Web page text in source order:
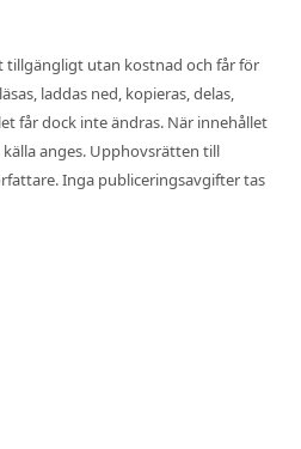
utan kostnad och får för
laddas ned, kopieras, delas,
får dock inte ändras. När innehållet
anges. Upphovsrätten till
Inga publiceringsavgifter tas